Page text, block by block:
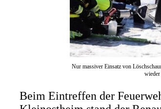
Nur massiver Einsatz von
Beim Eintreffen der